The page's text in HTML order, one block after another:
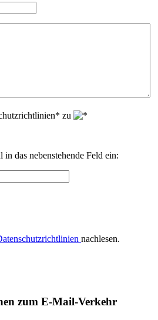
zu
das nebenstehende Feld ein:
nachlesen.
zum E-Mail-Verkehr